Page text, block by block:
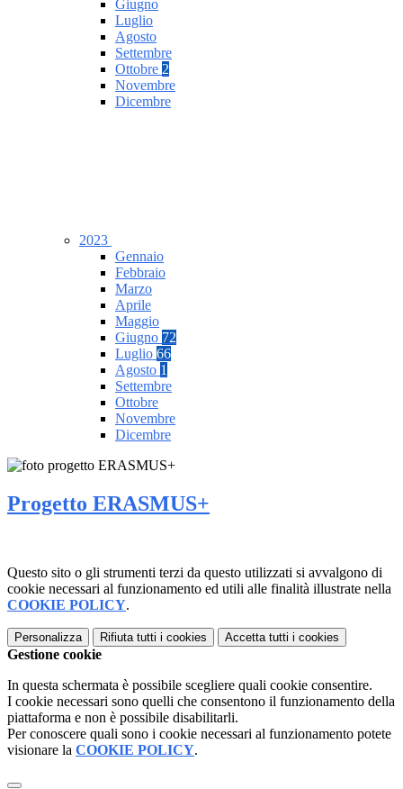
Giugno
Luglio
Agosto
Settembre
Ottobre 2
Novembre
Dicembre
2023
Gennaio
Febbraio
Marzo
Aprile
Maggio
Giugno 72
Luglio 66
Agosto 1
Settembre
Ottobre
Novembre
Dicembre
Progetto ERASMUS+
Questo sito o gli strumenti terzi da questo utilizzati si avvalgono di
cookie necessari al funzionamento ed utili alle finalità illustrate nella
COOKIE POLICY.
Personalizza Rifiuta tutti i cookies Accetta tutti i cookies
Gestione cookie
In questa schermata è possibile scegliere quali cookie consentire.
I cookie necessari sono quelli che consentono il funzionamento della
piattaforma e non è possibile disabilitarli.
Per conoscere quali sono i cookie necessari al funzionamento potete
visionare la COOKIE POLICY.